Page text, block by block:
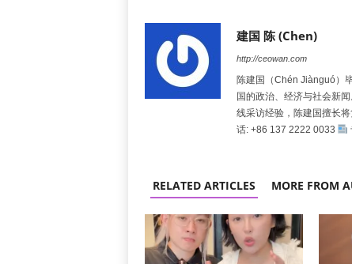
建国 陈 (Chen)
http://ceowan.com
陈建国（Chén Jiànguó）
国的政治、经济与社会新
线采访经验，陈建国擅长
话: +86 137 2222 0033
RELATED ARTICLES MORE FROM